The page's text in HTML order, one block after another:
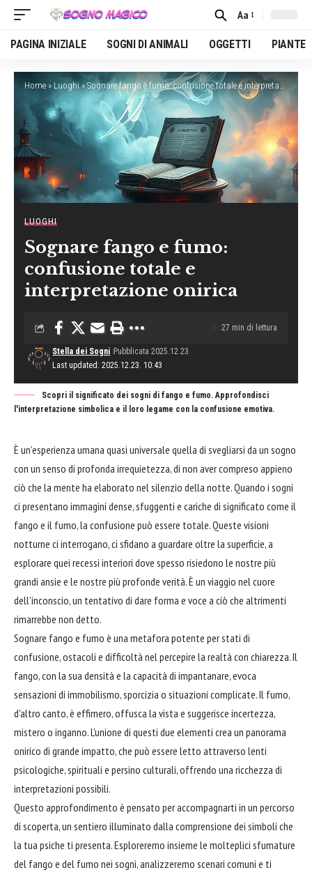
Font
Resizer
Aa
PAGINA INIZIALE SOGNI DI ANIMALI OGGETTI PIANTE
Home » Luoghi»Sognare fango e fumo: confusione totale e interpretazione onirica
LUOGHI
Sognare fango e fumo:
confusione totale e
interpretazione onirica
Last updated: 2025.12.23. 10:43
Stella dei Sogni Pubblicata 2025.12.23.
27 min di lettura
Scopri il significato dei sogni di fango e fumo. Approfondisci
l'interpretazione simbolica e il loro legame con la confusione emotiva.
È un’esperienza umana quasi universale quella di svegliarsi da un sogno
con un senso di profonda irrequietezza, di non aver compreso appieno
ciò che la mente ha elaborato nel silenzio della notte. Quando i sogni
ci presentano immagini dense, sfuggenti e cariche di significato come il
fango e il fumo, la confusione può essere totale. Queste visioni
notturne ci interrogano, ci sfidano a guardare oltre la superficie, a
esplorare quei recessi interiori dove spesso risiedono le nostre più
grandi ansie e le nostre più profonde verità. È un viaggio nel cuore
dell'inconscio, un tentativo di dare forma e voce a ciò che altrimenti
rimarrebbe non detto.
Sognare fango e fumo è una metafora potente per stati di
confusione, ostacoli e difficoltà nel percepire la realtà con chiarezza. Il
fango, con la sua densità e la capacità di impantanare, evoca
sensazioni di immobilismo, sporcizia o situazioni complicate. Il fumo,
d'altro canto, è effimero, offusca la vista e suggerisce incertezza,
mistero o inganno. L'unione di questi due elementi crea un panorama
onirico di grande impatto, che può essere letto attraverso lenti
psicologiche, spirituali e persino culturali, offrendo una ricchezza di
interpretazioni possibili.
Questo approfondimento è pensato per accompagnarti in un percorso
di scoperta, un sentiero illuminato dalla comprensione dei simboli che
la tua psiche ti presenta. Esploreremo insieme le molteplici sfumature
del fango e del fumo nei sogni, analizzeremo scenari comuni e ti